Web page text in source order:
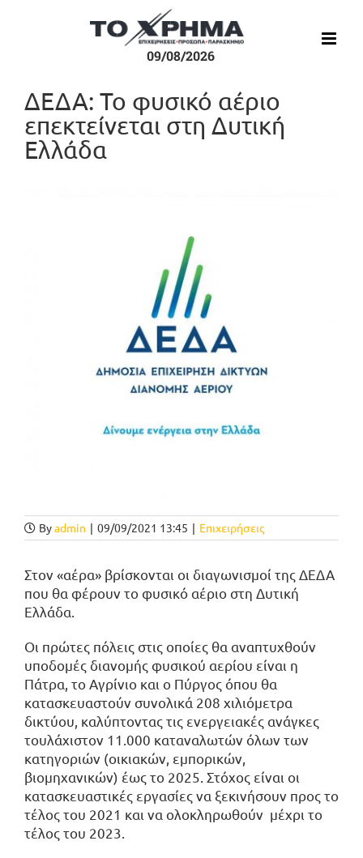
09/08/2026
ΔΕΔΑ: Το φυσικό αέριο
επεκτείνεται στη Δυτική
Ελλάδα
Byadmin | 09/09/2021 13:45 | Επιχειρήσεις
Στον «αέρα» βρίσκονται οι διαγωνισμοί της ΔΕΔΑ
που θα φέρουν το φυσικό αέριο στη Δυτική
Ελλάδα.
Οι πρώτες πόλεις στις οποίες θα αναπτυχθούν
υποδομές διανομής φυσικού αερίου είναι η
Πάτρα, το Αγρίνιο και ο Πύργος όπου θα
κατασκευαστούν συνολικά 208 χιλιόμετρα
δικτύου, καλύπτοντας τις ενεργειακές ανάγκες
τουλάχιστον 11.000 καταναλωτών όλων των
κατηγοριών (οικιακών, εμπορικών,
βιομηχανικών) έως το 2025. Στόχος είναι οι
κατασκευαστικές εργασίες να ξεκινήσουν προς το
τέλος του 2021 και να ολοκληρωθούν μέχρι το
τέλος του 2023.